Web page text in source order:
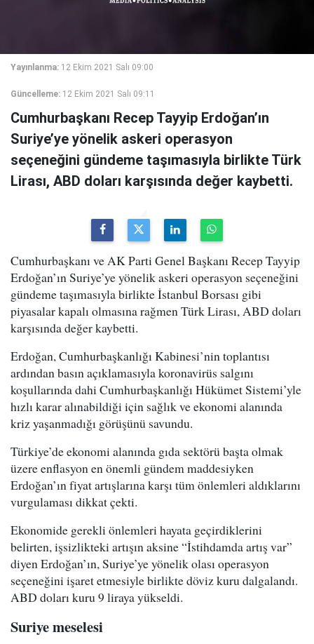
Yayınlanma: 12 Ekim 2021 Salı 09:00
Güncelleme: 12 Ekim 2021 Salı 09:11
Cumhurbaşkanı Recep Tayyip Erdoğan’ın
Suriye’ye yönelik askeri operasyon
seçeneğini gündeme taşımasıyla birlikte Türk
Lirası, ABD doları karşısında değer kaybetti.
Cumhurbaşkanı ve AK Parti Genel Başkanı Recep Tayyip
Erdoğan’ın Suriye’ye yönelik askeri operasyon seçeneğini
gündeme taşımasıyla birlikte İstanbul Borsası gibi
piyasalar kapalı olmasına rağmen Türk Lirası, ABD doları
karşısında değer kaybetti.
Erdoğan, Cumhurbaşkanlığı Kabinesi’nin toplantısı
ardından basın açıklamasıyla koronavirüs salgını
koşullarında dahi Cumhurbaşkanlığı Hükümet Sistemi’yle
hızlı karar alınabildiği için sağlık ve ekonomi alanında
kriz yaşanmadığı görüşünü savundu.
Türkiye’de ekonomi alanında gıda sektörü başta olmak
üzere enflasyon en önemli gündem maddesiyken
Erdoğan’ın fiyat artışlarına karşı tüm önlemleri aldıklarını
vurgulaması dikkat çekti.
Ekonomide gerekli önlemleri hayata geçirdiklerini
belirten, işsizlikteki artışın aksine “İstihdamda artış var”
diyen Erdoğan’ın, Suriye’ye yönelik olası operasyon
seçeneğini işaret etmesiyle birlikte döviz kuru dalgalandı.
ABD doları kuru 9 liraya yükseldi.
Suriye meselesi